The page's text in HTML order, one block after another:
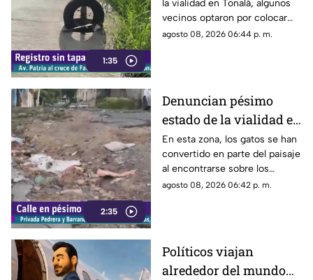
1:35
la vialidad en Tonalá, algunos
vecinos optaron por colocar
una llanta como señalamiento
agosto 08, 2026 06:44 p. m.
2:35
Denuncian pésimo
estado de la vialidad en
Privada Pedrera y
Barrancones
En esta zona, los gatos se han
convertido en parte del paisaje
al encontrarse sobre los
techos y las puertas de las
agosto 08, 2026 06:42 p. m.
Políticos viajan
alrededor del mundo